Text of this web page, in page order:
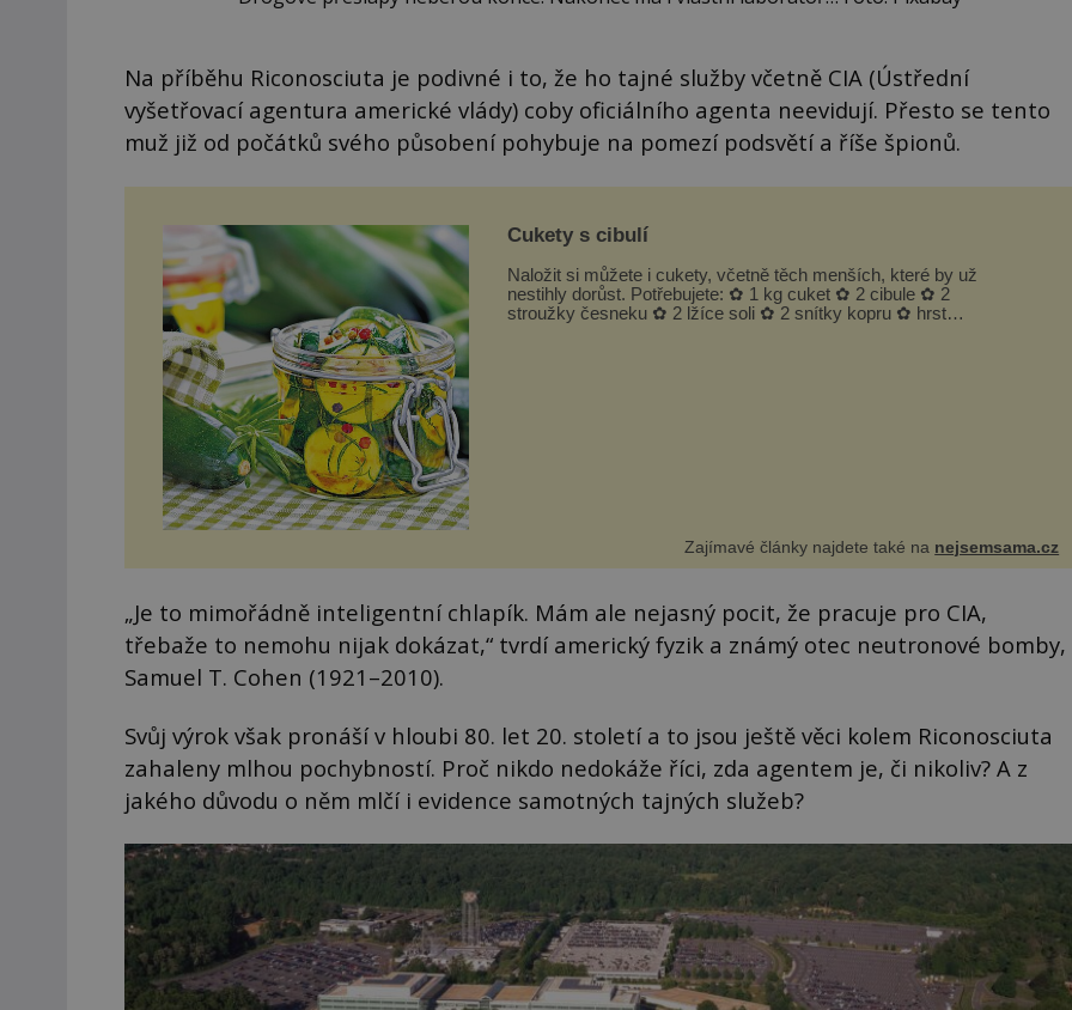
Na příběhu Riconosciuta je podivné i to, že ho tajné služby včetně CIA (Ústřední
vyšetřovací agentura americké vlády) coby oficiálního agenta neevidují. Přesto se tento
muž již od počátků svého působení pohybuje na pomezí podsvětí a říše špionů.
Cukety s cibulí
Naložit si můžete i cukety, včetně těch menších, které by už
nestihly dorůst. Potřebujete: ✿ 1 kg cuket ✿ 2 cibule ✿ 2
stroužky česneku ✿ 2 lžíce soli ✿ 2 snítky kopru ✿ hrst
Zajímavé články najdete také na nejsemsama.cz
„Je to mimořádně inteligentní chlapík. Mám ale nejasný pocit, že pracuje pro CIA,
třebaže to nemohu nijak dokázat,“ tvrdí americký fyzik a známý otec neutronové bomby,
Samuel T. Cohen (1921–2010).
Svůj výrok však pronáší v hloubi 80. let 20. století a to jsou ještě věci kolem Riconosciuta
zahaleny mlhou pochybností. Proč nikdo nedokáže říci, zda agentem je, či nikoliv? A z
jakého důvodu o něm mlčí i evidence samotných tajných služeb?